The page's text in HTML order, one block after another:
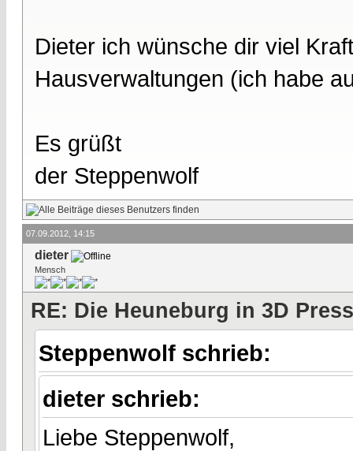
Dieter ich wünsche dir viel
Hausverwaltungen (ich habe
Es grüßt
der Steppenwolf
07.09.2012, 14:15
dieter
Mensch
RE: Die Heuneburg in 3D
Steppenwolf schrieb:
dieter schrieb:
Liebe Steppenwolf,